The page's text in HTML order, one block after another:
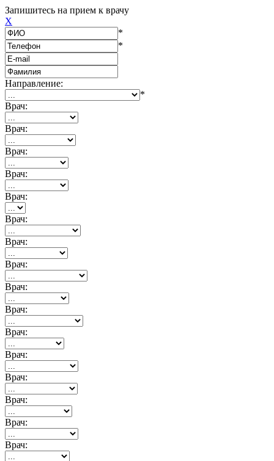
Запишитесь на прием к врачу
X
*
*
Направление:
*
Врач:
Врач:
Врач:
Врач:
Врач:
Врач:
Врач:
Врач:
Врач:
Врач:
Врач:
Врач:
Врач:
Врач:
Врач:
Врач: